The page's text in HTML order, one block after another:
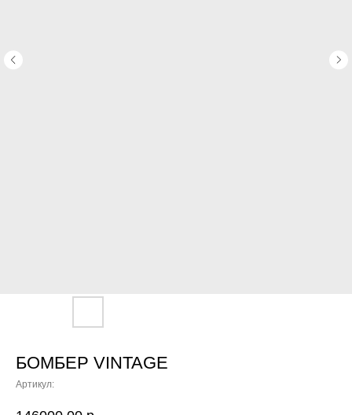
БОМБЕР VINTAGE
Артикул: